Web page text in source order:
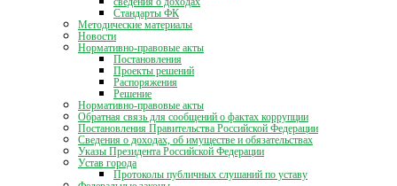
Стандарты ФК
Методические материалы
Новости
Нормативно-правовые акты
Постановления
Проекты решений
Распоряжения
Решение
Нормативно-правовые акты
Обратная связь для сообщений о фактах коррупции
Постановления Правительства Российской Федерации
Сведения о доходах, об имуществе и обязательствах
Указы Президента Российской Федерации
Устав города
Протоколы публичных слушаний по уставу